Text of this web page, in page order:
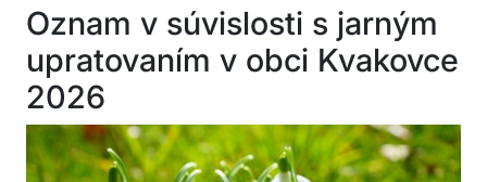
Oznam v súvislosti s jarným
upratovaním v obci Kvakovce
2026